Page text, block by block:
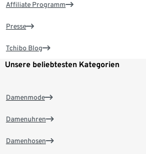
Affiliate Programm
Presse
Tchibo Blog
Unsere beliebtesten Kategorien
Damenmode
Damenuhren
Damenhosen